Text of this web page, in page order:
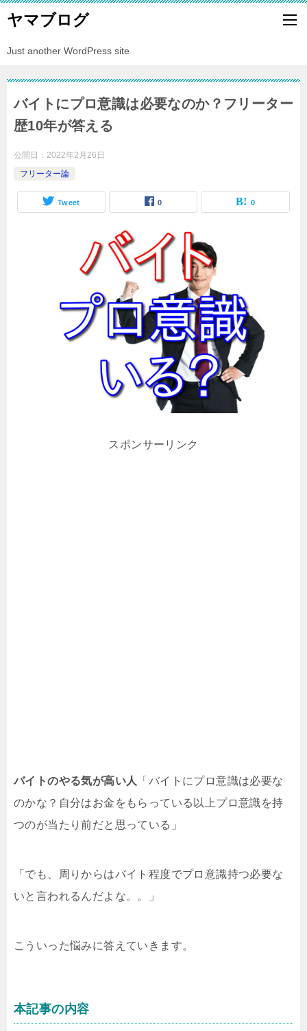
ヤマブログ
Just another WordPress site
バイトにプロ意識は必要なのか？フリーター
歴10年が答える
公開日： 2022年2月26日
フリーター論
Tweet 0 0
スポンサーリンク
バイトのやる気が高い人
「バイトにプロ意識は必要な
のかな？自分はお金をもらっている以上プロ意識を持
つのが当たり前だと思っている」
「でも、周りからはバイト程度でプロ意識持つ必要な
いと言われるんだよな。。」
こういった悩みに答えていきます。
本記事の内容